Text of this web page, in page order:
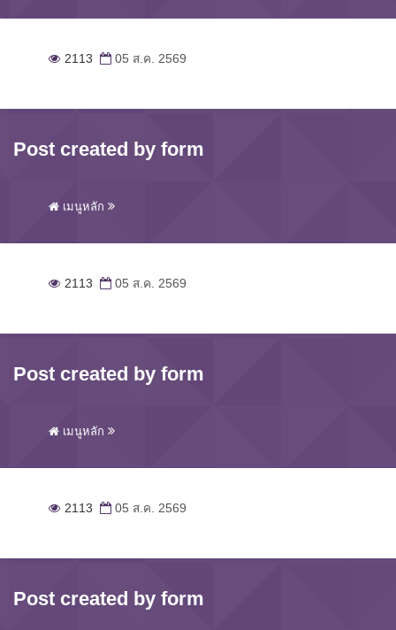
2113 05 ส.ค. 2569
Post created by form
เมนูหลัก
2113 05 ส.ค. 2569
Post created by form
เมนูหลัก
2113 05 ส.ค. 2569
Post created by form